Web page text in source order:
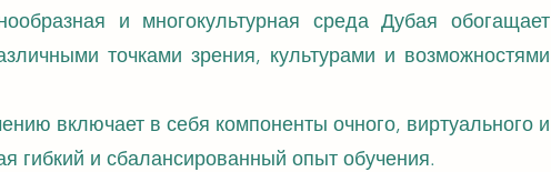
и многокультурная среда Дубая обогащает
точками зрения, культурами и возможностями
включает в себя компоненты очного, виртуального и
гибкий и сбалансированный опыт обучения.